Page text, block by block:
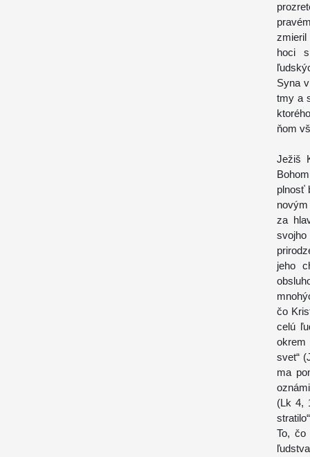
hoci
Syna
tmy a
ňom
Ježiš
plnosť
novým
za
jeho
čo
celú
okrem
svet“
ma
(Lk 4,
To, čo